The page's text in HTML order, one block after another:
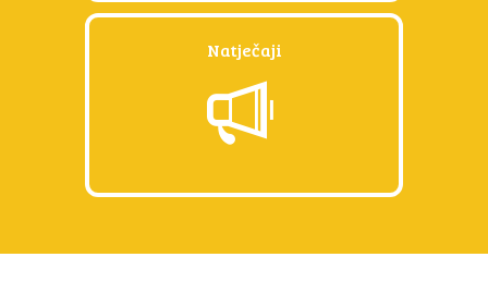
Natječaji